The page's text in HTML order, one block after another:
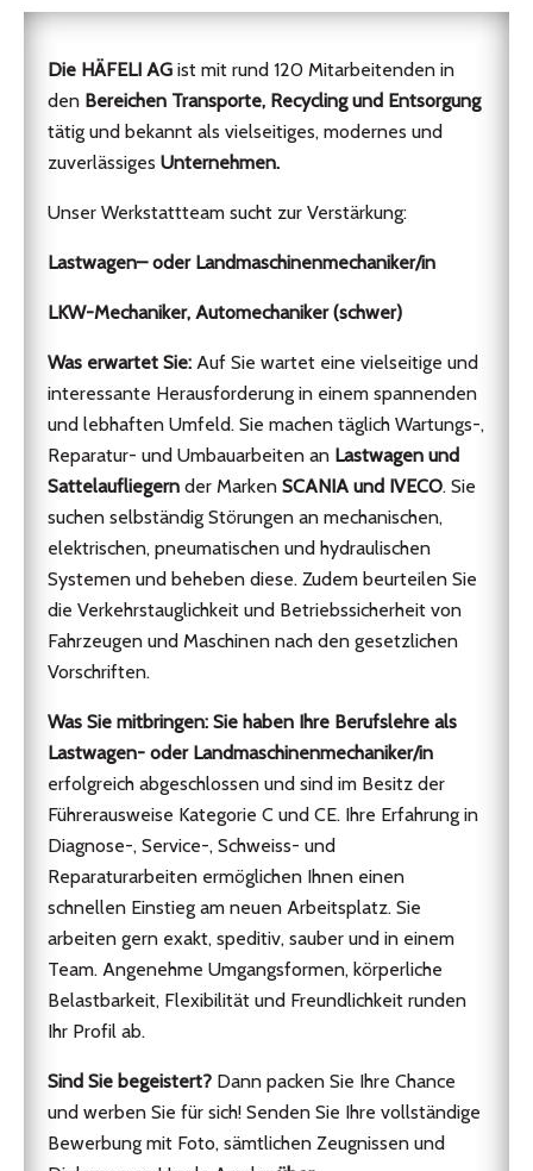
Die HÄFELI AG ist mit rund 120 Mitarbeitenden in
den Bereichen Transporte, Recycling und Entsorgung
tätig und bekannt als vielseitiges, modernes und
zuverlässiges Unternehmen.
Unser Werkstattteam sucht zur Verstärkung:
Lastwagen– oder Landmaschinenmechaniker/in
LKW-Mechaniker, Automechaniker (schwer)
Was erwartet Sie: Auf Sie wartet eine vielseitige und
interessante Herausforderung in einem spannenden
und lebhaften Umfeld. Sie machen täglich Wartungs-,
Reparatur- und Umbauarbeiten an Lastwagen und
Sattelaufliegern der Marken SCANIA und IVECO. Sie
suchen selbständig Störungen an mechanischen,
elektrischen, pneumatischen und hydraulischen
Systemen und beheben diese. Zudem beurteilen Sie
die Verkehrstauglichkeit und Betriebssicherheit von
Fahrzeugen und Maschinen nach den gesetzlichen
Vorschriften.
Was Sie mitbringen: Sie haben Ihre Berufslehre als
Lastwagen- oder Landmaschinenmechaniker/in
erfolgreich abgeschlossen und sind im Besitz der
Führerausweise Kategorie C und CE. Ihre Erfahrung in
Diagnose-, Service-, Schweiss- und
Reparaturarbeiten ermöglichen Ihnen einen
schnellen Einstieg am neuen Arbeitsplatz. Sie
arbeiten gern exakt, speditiv, sauber und in einem
Team. Angenehme Umgangsformen, körperliche
Belastbarkeit, Flexibilität und Freundlichkeit runden
Ihr Profil ab.
Sind Sie begeistert? Dann packen Sie Ihre Chance
und werben Sie für sich! Senden Sie Ihre vollständige
Bewerbung mit Foto, sämtlichen Zeugnissen und